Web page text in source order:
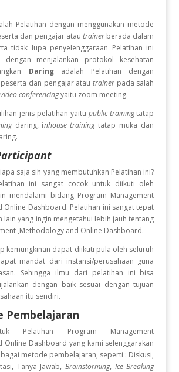
Pelatihan dengan menggunakan metode
dan pengajar atautrainer berada dalam
tidak lupa penyelenggaraan Pelatihan ini
dengan menjalankan protokol kesehatan
Daring adalah Pelatihan dengan
dan pengajar atautrainer pada salah
video conferencingyaitu zoom meeting.
jenis pelatihan yaitu public trainingtatap
daring, inhouse trainingtatap muka dan
saja sih yang membutuhkan Pelatihan ini?
ini sangat cocok untuk diikuti oleh
mendalami bidang Program Management
Online Dashboard. Pelatihan ini sangat tepat
lain yang ingin mengetahui lebih jauh tentang
,Methodology and Online Dashboard.
kemungkinan dapat diikuti pula oleh seluruh
mandat dari instansi/perusahaan guna
Sehingga ilmu dari pelatihan ini bisa
dengan baik sesuai dengan tujuan
itu sendiri.
Pembelajaran
Pelatihan Program Management
Online Dashboard yang kami selenggarakan
metode pembelajaran, seperti : Diskusi,
Tanya Jawab,Brainstorming, Ice Breaking